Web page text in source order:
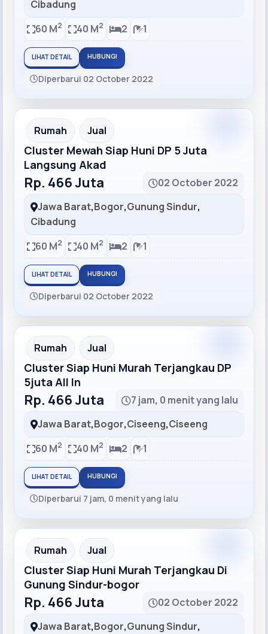
Cibadung
60 M2 40 M2 2 1
LIHAT DETAIL HUBUNGI
Diperbarui 02 October 2022
Recommended
Rumah Jual
Cluster Mewah Siap Huni DP 5 Juta
Langsung Akad
Rp. 466 Juta
02 October 2022
Jawa Barat,Bogor,Gunung Sindur,
Cibadung
60 M2 40 M2 2 1
LIHAT DETAIL HUBUNGI
Diperbarui 02 October 2022
Recommended
Rumah Jual
Cluster Siap Huni Murah Terjangkau DP
5juta All In
Rp. 466 Juta
7 jam, 0 menit yang lalu
Jawa Barat,Bogor,Ciseeng,Ciseeng
60 M2 40 M2 2 1
LIHAT DETAIL HUBUNGI
Diperbarui 7 jam, 0 menit yang lalu
Recommended
Rumah Jual
Cluster Siap Huni Murah Terjangkau Di
Gunung Sindur-bogor
Rp. 466 Juta
02 October 2022
Jawa Barat,Bogor,Gunung Sindur,